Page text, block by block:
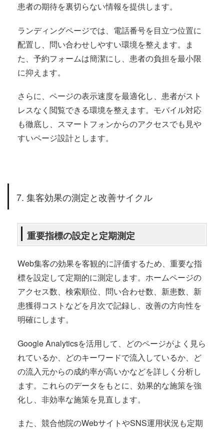
患者の期待を裏切らない情報を提供します。
ランディングページでは、電話番号を目立つ位置に
配置し、問い合わせしやすい環境を整えます。ま
た、予約フォームは簡潔にし、患者の負担を最小限
に抑えます。
さらに、ページの表示速度を最適化し、患者がスト
レスなく閲覧できる環境を整えます。モバイル対応
も徹底し、スマートフォンからのアクセスでも見や
すいページ設計とします。
7. 集客効果の測定と改善サイクル
重要指標の設定と定期測定
Web集客の効果を客観的に評価するため、重要な指
標を設定して定期的に測定します。ホームページの
アクセス数、検索順位、問い合わせ数、新患数、新
患獲得コストなどを月次で記録し、改善の方向性を
明確にします。
Google Analyticsを活用して、どのページがよく見ら
れているか、どのキーワードで流入しているか、ど
の流入元からの成約率が高いかなどを詳しく分析し
ます。これらのデータをもとに、効果的な施策を強
化し、非効率な施策を見直します。
また、競合他院のWebサイトやSNS運用状況も定期